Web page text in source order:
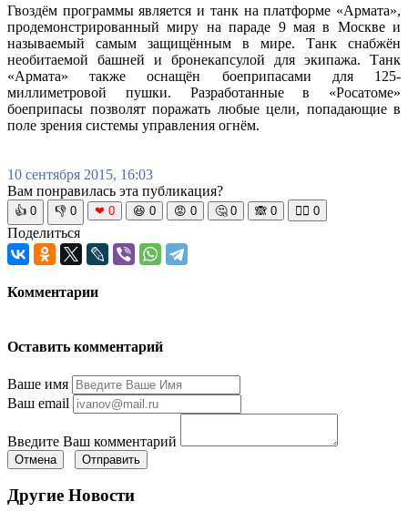
Гвоздём программы является и танк на платформе «Армата»,
продемонстрированный миру на параде 9 мая в Москве и
называемый самым защищённым в мире. Танк снабжён
необитаемой башней и бронекапсулой для экипажа. Танк
«Армата» также оснащён боеприпасами для 125-
миллиметровой пушки. Разработанные в «Росатоме»
боеприпасы позволят поражать любые цели, попадающие в
поле зрения системы управления огнём.
10 сентября 2015, 16:03
Вам понравилась эта публикация?
👍 0 👎 0 ❤ 0 😆 0 😡 0 🤔 0 🙈 0 🧘‍♀️ 0
Поделиться
Комментарии
Оставить комментарий
Ваше имя
Ваш email
Введите Ваш комментарий
Отмена Отправить
Другие Новости